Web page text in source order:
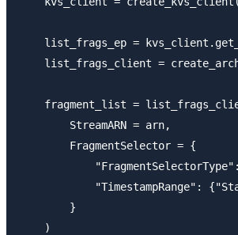
list_frags_ep =
list_frags_client =
fragment_list =
        StreamARN = arn,
        FragmentSelector = {
"TimestampRange":
        }
    )